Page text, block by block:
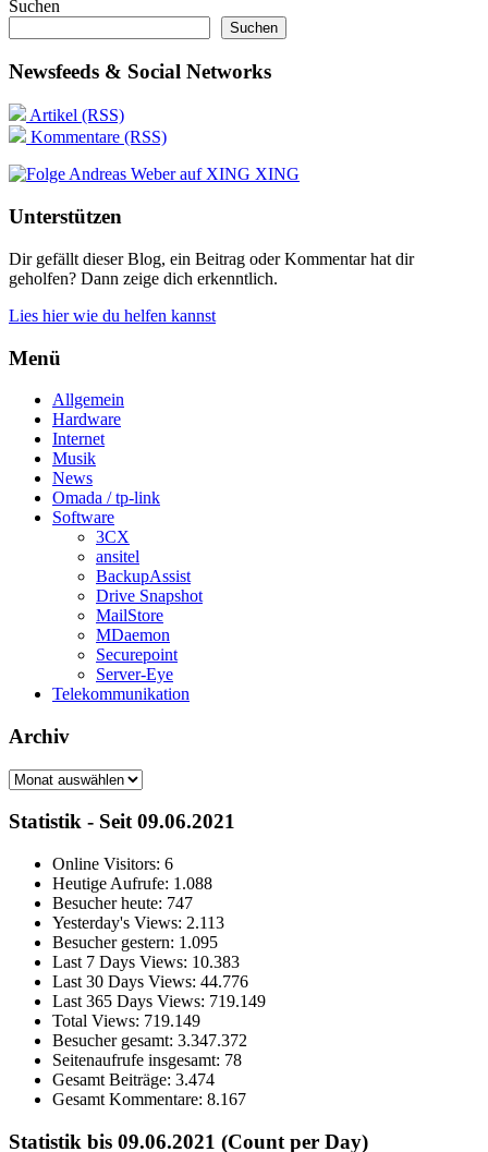
Suchen
Suchen
Newsfeeds & Social Networks
Artikel (RSS)
Kommentare (RSS)
XING
Unterstützen
Dir gefällt dieser Blog, ein Beitrag oder Kommentar hat dir
geholfen? Dann zeige dich erkenntlich.
Lies hier wie du helfen kannst
Menü
Allgemein
Hardware
Internet
Musik
News
Omada / tp-link
Software
3CX
ansitel
BackupAssist
Drive Snapshot
MailStore
MDaemon
Securepoint
Server-Eye
Telekommunikation
Archiv
Archiv
Statistik - Seit 09.06.2021
Online Visitors: 6
Heutige Aufrufe: 1.088
Besucher heute: 747
Yesterday's Views: 2.113
Besucher gestern: 1.095
Last 7 Days Views: 10.383
Last 30 Days Views: 44.776
Last 365 Days Views: 719.149
Total Views: 719.149
Besucher gesamt: 3.347.372
Seitenaufrufe insgesamt: 78
Gesamt Beiträge: 3.474
Gesamt Kommentare: 8.167
Statistik bis 09.06.2021 (Count per Day)